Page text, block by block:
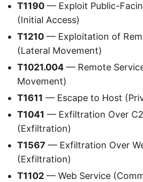
T1190 — Exploit Public-
(Initial Access)
T1210 — Exploitation of
(Lateral Movement)
T1021.004 — Remote
Movement)
T1611 — Escape to Host
T1041 — Exfiltration Over
(Exfiltration)
T1567 — Exfiltration Over
(Exfiltration)
T1102 — Web Service